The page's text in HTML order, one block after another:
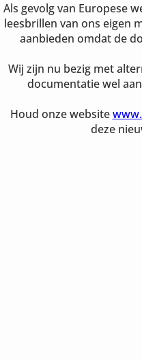
Als gevolg van Europese
leesbrillen van ons eigen
aanbieden omdat de
Wij zijn nu bezig met
documentatie wel
Houd onze website
deze